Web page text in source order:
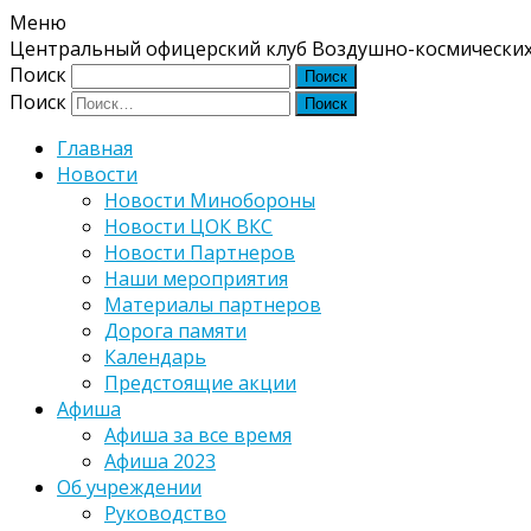
Меню
Центральный офицерский клуб Воздушно-
Поиск
Поиск
Главная
Новости
Новости Минобороны
Новости ЦОК ВКС
Новости Партнеров
Наши мероприятия
Материалы партнеров
Дорога памяти
Календарь
Предстоящие акции
Афиша
Афиша за все время
Афиша 2023
Об учреждении
Руководство